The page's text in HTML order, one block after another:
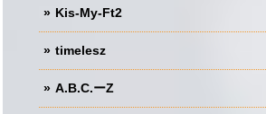
Kis-My-Ft2
timelesz
A.B.C.ーZ